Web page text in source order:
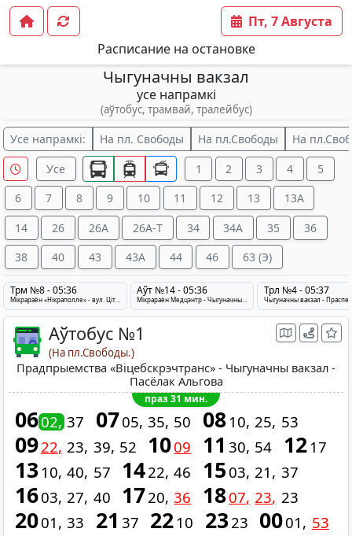
Расписание на остановке
Пт, 7 Августа
Чыгуначны вакзал
усе напрамкі
(аўтобус, трамвай, тралейбус)
Усе напрамкі: На пл. Свободы На пл.Свободы На
Усе 1 2 3 4
5
6
7 8 9 10 11 12 13
13A
14
26 26A 26A-Т 34 34A 35
36
38
40 43 43A 44 46 63 (Э)
Трм №8 - 05:36
Мікрараён «Нікраполле» - вул. Цітова
Аўт №14 - 05:36
Мікрараён Медцэнтр - Чыгуначны вакзал - Пaсёлaк Лужасна
Трл №4 - 05:37
Аўтобус №1
(На пл.Свободы.)
Прадпрыемства «Віцебскрэчтранс» - Чыгуначны вакзал -
Пасёлак Альгова
праз 31 мин.
0602 37 0705 35 50 08 10 25 53
0922 23 39 52 1009 11 30 54 12 17
13 10 40 57 1422 46 15 03 21 37
1603 27 40 1720 36 1807 23 23
2001 33 21 37 22 10 2323 0001 53